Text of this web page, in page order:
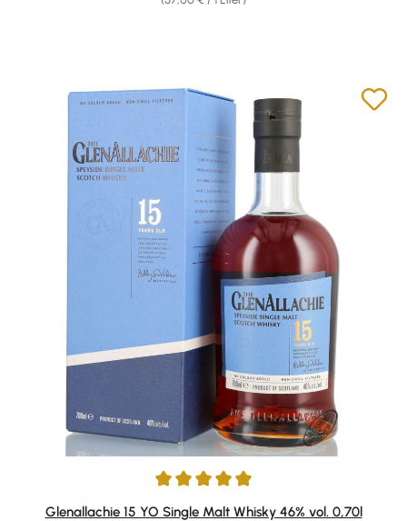
Durchschnittliche Bewertung von 4.9 von 5 Sternen
Glenallachie 15 YO Single Malt Whisky 46% vol. 0,70l